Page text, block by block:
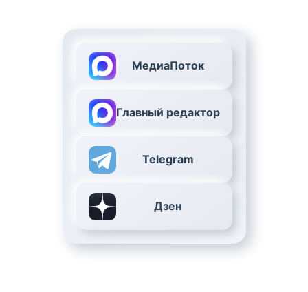
МедиаПоток
Главный редактор
Telegram
Дзен